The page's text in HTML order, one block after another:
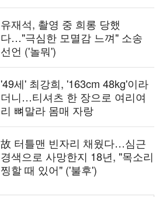
유재석, 촬영 중 희롱 당했
다…"극심한 모멸감 느껴" 소송
선언 ('놀뭐')
'49세' 최강희, '163cm 48kg'이라
더니…티셔츠 한 장으로 여리여
리 뼈말라 몸매 자랑
故 터틀맨 빈자리 채웠다…심근
경색으로 사망한지 18년, "목소리
찡할 때 있어" ('불후')